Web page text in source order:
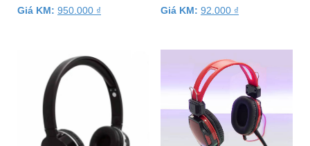
Giá KM: 950.000 ₫
Giá KM: 92.000 ₫